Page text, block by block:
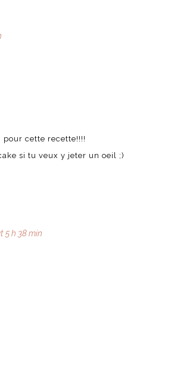
pour cette recette!!!!
si tu veux y jeter un oeil ;)
5 h 38 min